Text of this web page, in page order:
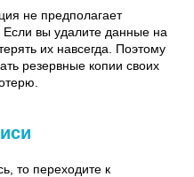
не предполагает
Если вы удалите данные на
их навсегда. Поэтому
резервные копии своих
то переходите к